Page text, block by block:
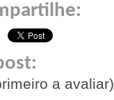
a avaliar)